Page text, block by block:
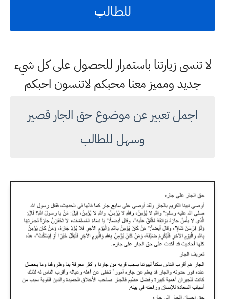
للطالب
لا تنسى زيارتنا باستمرار للحصول على كل شيء
جديد ومميز معنا محبكم لاتنسون احبكم
اجمل تعبير عن موضوع حق الجار قصير
وسهل للطالب